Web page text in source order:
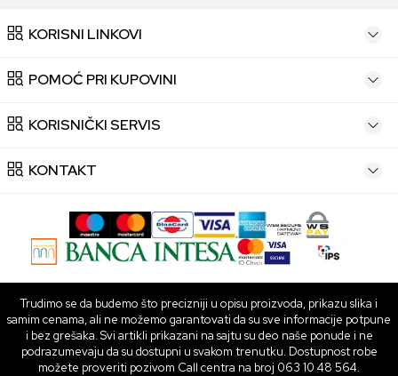
KORISNI LINKOVI
POMOĆ PRI KUPOVINI
KORISNIČKI SERVIS
KONTAKT
Trudimo se da budemo što precizniji u opisu proizvoda, prikazu slika i
samim cenama, ali ne možemo garantovati da su sve informacije potpune
i bez grešaka. Svi artikli prikazani na sajtu su deo naše ponude i ne
podrazumevaju da su dostupni u svakom trenutku. Dostupnost robe
možete proveriti pozivom Call centra na broj 063 10 48 564.